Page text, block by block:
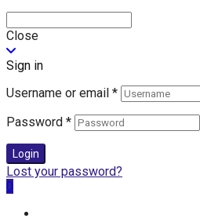
Close
Sign in
Username or email *
Password *
Login
Lost your password?
0